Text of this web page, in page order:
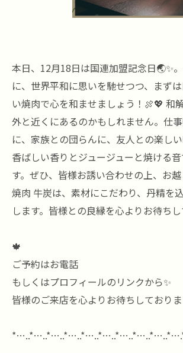
本日、12月18日は国連加盟記念日🌏✨
に、世界平和に思いを馳せつつ、まず
い焼肉で心を和ませましょう！🍖💖 和
外と近くにあるのかもしれません。仕
に、家族との団らんに、友人との楽し
香ばしい香りとジュージューと焼ける
す。ぜひ、皆様お誘い合わせの上、お越
焼肉 牛炭は、素材にこだわり、丹精を
します。皆様との良縁を心よりお待ちし
🍁
ご予約はお電話
もしくはプロフィールのリンクから✨
皆様のご来店を心よりお待ちしておりま